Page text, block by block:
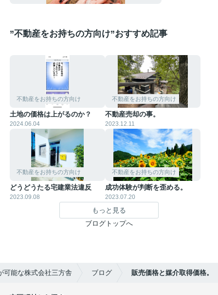
”不動産をお持ちの方向け”おすすめ記事
不動産をお持ちの方向け
土地の価格は上がるのか？
2024.06.04
不動産をお持ちの方向け
不動産売却の事。
2023.12.11
不動産をお持ちの方向け
どうどうたる宅建業法違反
2023.09.08
不動産をお持ちの方向け
成功体験が判断を歪める。
2023.07.20
もっと見る
ブログトップへ
可能な株式会社三方舎 ブログ 販売価格と媒介取得価格。